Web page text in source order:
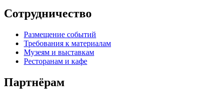
Сотрудничество
Размещение событий
Требования к материалам
Музеям и выставкам
Ресторанам и кафе
Партнёрам